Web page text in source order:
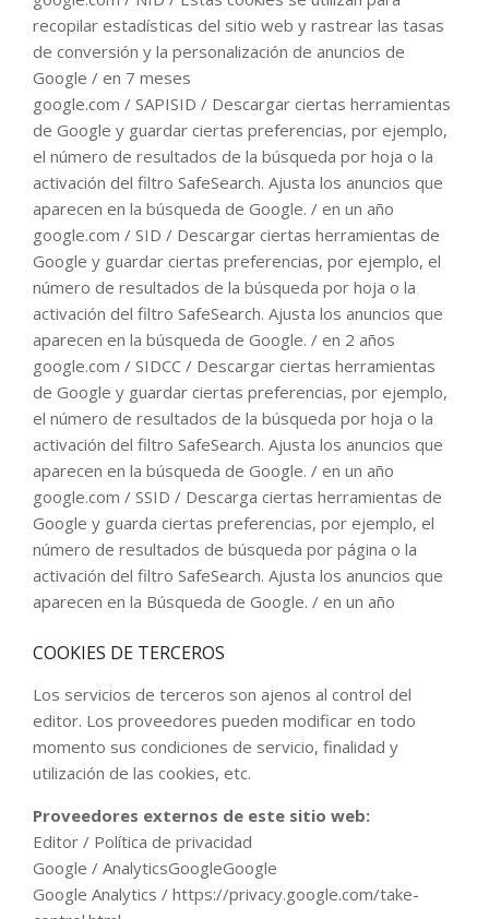
recopilar estadísticas del sitio web y rastrear las tasas
de conversión y la personalización de anuncios de
Google / en 7 meses
google.com / SAPISID / Descargar ciertas herramientas
de Google y guardar ciertas preferencias, por ejemplo,
el número de resultados de la búsqueda por hoja o la
activación del filtro SafeSearch. Ajusta los anuncios que
aparecen en la búsqueda de Google. / en un año
google.com / SID / Descargar ciertas herramientas de
Google y guardar ciertas preferencias, por ejemplo, el
número de resultados de la búsqueda por hoja o la
activación del filtro SafeSearch. Ajusta los anuncios que
aparecen en la búsqueda de Google. / en 2 años
google.com / SIDCC / Descargar ciertas herramientas
de Google y guardar ciertas preferencias, por ejemplo,
el número de resultados de la búsqueda por hoja o la
activación del filtro SafeSearch. Ajusta los anuncios que
aparecen en la búsqueda de Google. / en un año
google.com / SSID / Descarga ciertas herramientas de
Google y guarda ciertas preferencias, por ejemplo, el
número de resultados de búsqueda por página o la
activación del filtro SafeSearch. Ajusta los anuncios que
aparecen en la Búsqueda de Google. / en un año
COOKIES DE TERCEROS
Los servicios de terceros son ajenos al control del
editor. Los proveedores pueden modificar en todo
momento sus condiciones de servicio, finalidad y
utilización de las cookies, etc.
Proveedores externos de este sitio web:
Editor / Política de privacidad
Google / AnalyticsGoogleGoogle
Google Analytics / https://privacy.google.com/take-